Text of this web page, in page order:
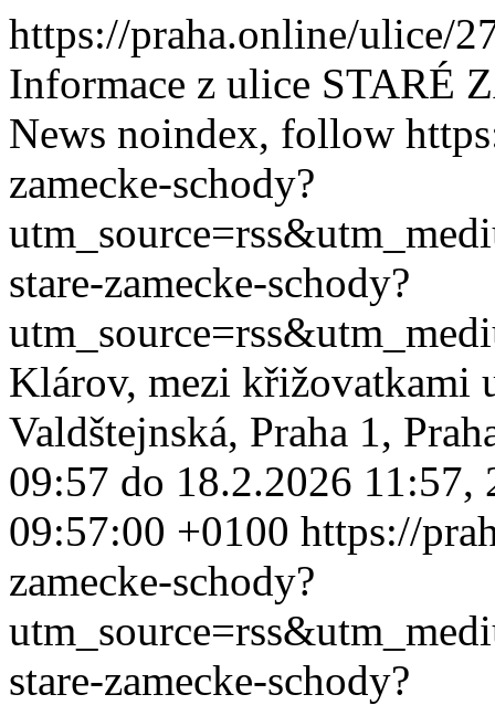
https://praha.online/ulice/
Informace z ulice STARÉ
News noindex, follow
zamecke-schody?
stare-zamecke-schody?
Klárov, mezi křižovatkami
Valdštejnská, Praha 1,
09:57 do 18.2.2026 11:57,
09:57:00 +0100 https://
zamecke-schody?
stare-zamecke-schody?